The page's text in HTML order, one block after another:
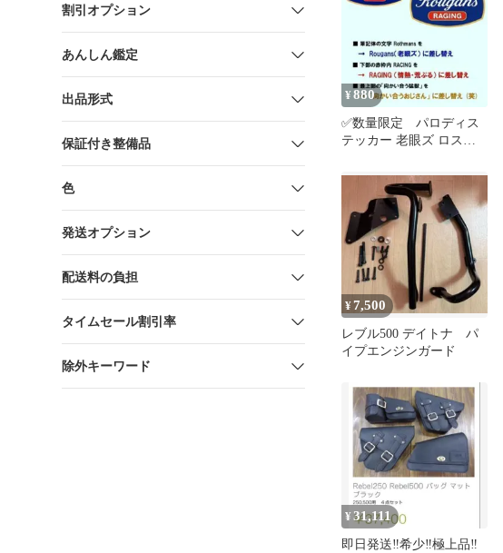
割引オプション
あんしん鑑定
出品形式
保証付き整備品
色
発送オプション
配送料の負担
タイムセール割引率
除外キーワード
¥880
✅数量限定 パロディス
テッカー 老眼ズ ロスマ
¥7,500
レブル500 デイトナ パ
イプエンジンガード
¥31,111
即日発送‼️希少‼️極上品‼️